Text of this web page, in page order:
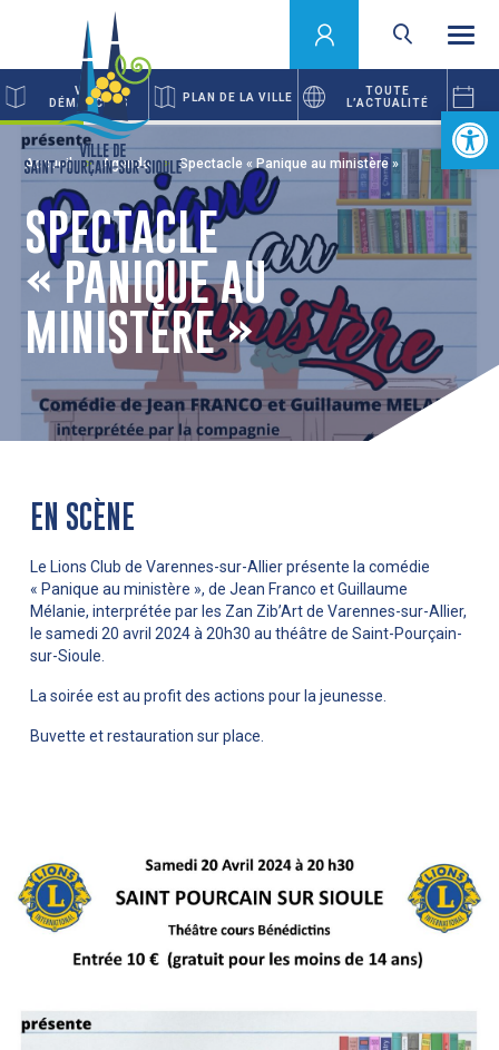
Ouvrir
VOS
DÉMARCHES
PLAN DE LA VILLE
TOUTE
L’ACTUALITÉ
Accueil Agenda Spectacle « Panique au ministère »
SPECTACLE
« PANIQUE AU
MINISTÈRE »
EN SCÈNE
Le Lions Club de Varennes-sur-Allier présente la comédie
« Panique au ministère », de Jean Franco et Guillaume
Mélanie, interprétée par les Zan Zib’Art de Varennes-sur-Allier,
le samedi 20 avril 2024 à 20h30 au théâtre de Saint-Pourçain-
sur-Sioule.
La soirée est au profit des actions pour la jeunesse.
Buvette et restauration sur place.